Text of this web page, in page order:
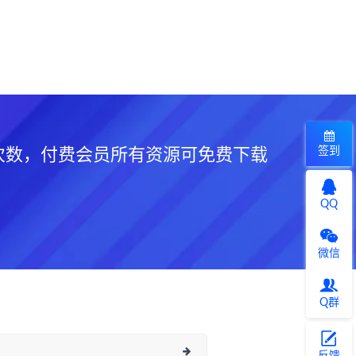
，付费会员所有资源可免费下载 签到
QQ
微信
Q群